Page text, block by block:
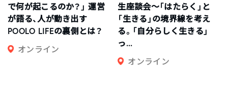
で何が起こるのか？」 運営
が語る、人が動き出す
POOLO LIFEの裏側とは？
オンライン
生座談会〜「はたらく」と
「生きる」の境界線を考え
る。「自分らしく生きる」
っ...
オンライン